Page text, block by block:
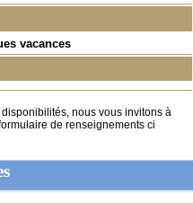
vacances
nous vous invitons à
de renseignements ci